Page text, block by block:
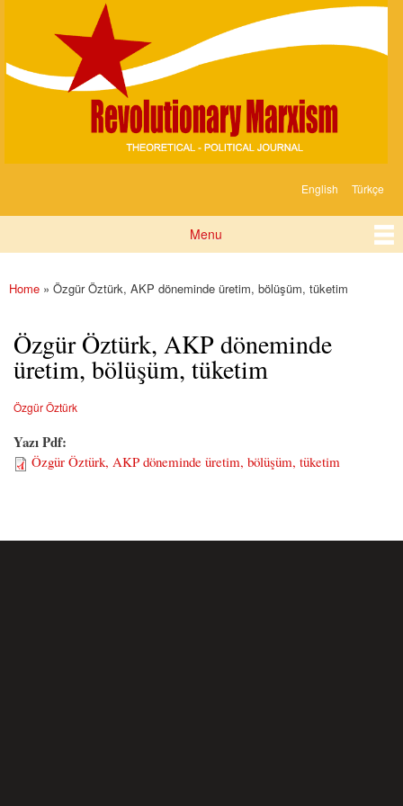
content
Marksizm
English Türkçe
Menu
You are here
Home » Özgür Öztürk, AKP döneminde üretim, bölüşüm, tüketim
Özgür Öztürk, AKP döneminde
üretim, bölüşüm, tüketim
Özgür Öztürk
Yazı Pdf:
Özgür Öztürk, AKP döneminde üretim, bölüşüm, tüketim